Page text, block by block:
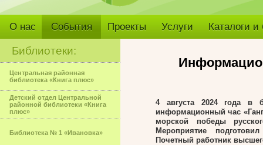
О нас События Проекты Услуги Каталоги
Библиотеки:
Центральная районная
библиотека «Книга плюс»
Детский отдел Центральной
районной библиотеки «Книга
плюс»
Библиотека № 1 «Ивановка»
4 августа 2024 года в
информационный час
морской победы
Мероприятие
Почетный работник